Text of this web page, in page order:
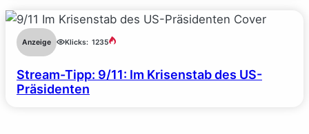
Anzeige Klicks: 1235
Stream-Tipp: 9/11: Im Krisenstab des US-
Präsidenten